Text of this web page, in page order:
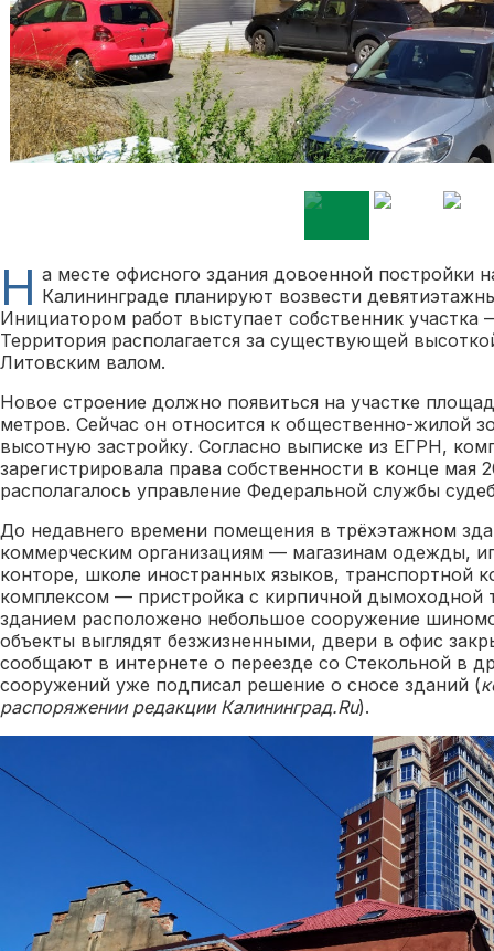
Н а месте офисного здания довоенной постройки
Калининграде планируют возвести
Инициатором работ выступает собственник
Территория располагается за существующей
Литовским валом.
Новое строение должно появиться на участке
метров. Сейчас он относится к общественно-жилой
высотную застройку. Согласно выписке из ЕГРН,
зарегистрировала права собственности в конце мая
располагалось управление Федеральной службы
До недавнего времени помещения в трёхэтажном
коммерческим организациям — магазинам одежды,
конторе, школе иностранных языков, транспортной
комплексом — пристройка с кирпичной дымоходной
зданием расположено небольшое сооружение
объекты выглядят безжизненными, двери в офис
сообщают в интернете о переезде со Стекольной в
сооружений уже подписал решение о сносе зданий (
распоряжении редакции Калининград.Ru).